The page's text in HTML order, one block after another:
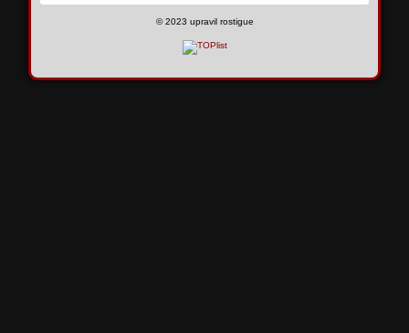
©2023 upravil rostigue